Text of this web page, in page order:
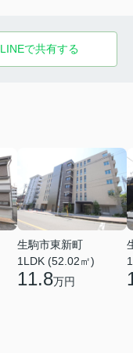
LINEで共有する
生駒市東新町
1LDK (52.02㎡)
11.8万円